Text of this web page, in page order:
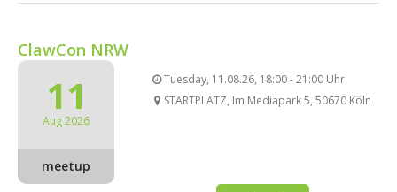
ClawCon NRW
11
Aug 2026
meetup
Tuesday, 11.08.26, 18:00 - 21:00 Uhr
STARTPLATZ, Im Mediapark 5, 50670 Köln